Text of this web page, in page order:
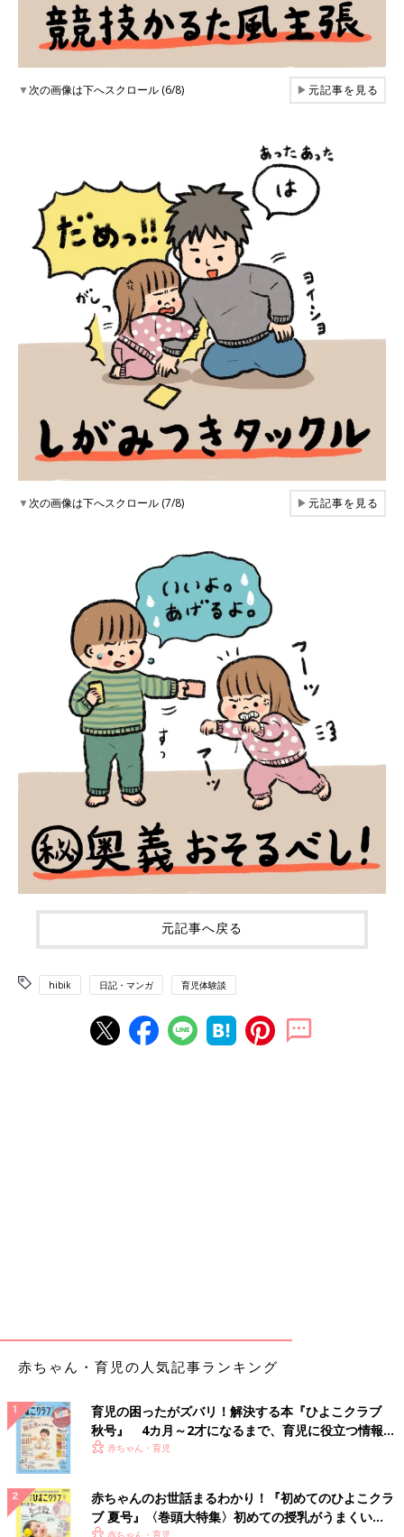
▼次の画像は下へスクロール (6/8) ▶元記事を見る
▼次の画像は下へスクロール (7/8) ▶元記事を見る
元記事へ戻る
hibik 日記・マンガ 育児体験談
赤ちゃん・育児の人気記事ランキング
育児の困ったがズバリ！解決する本『ひよこクラブ
秋号』 4カ月～2才になるまで、育児に役立つ情報が
いっぱい！
赤ちゃん・育児
赤ちゃんのお世話まるわかり！『初めてのひよこクラ
ブ 夏号』〈巻頭大特集〉初めての授乳がうまくい